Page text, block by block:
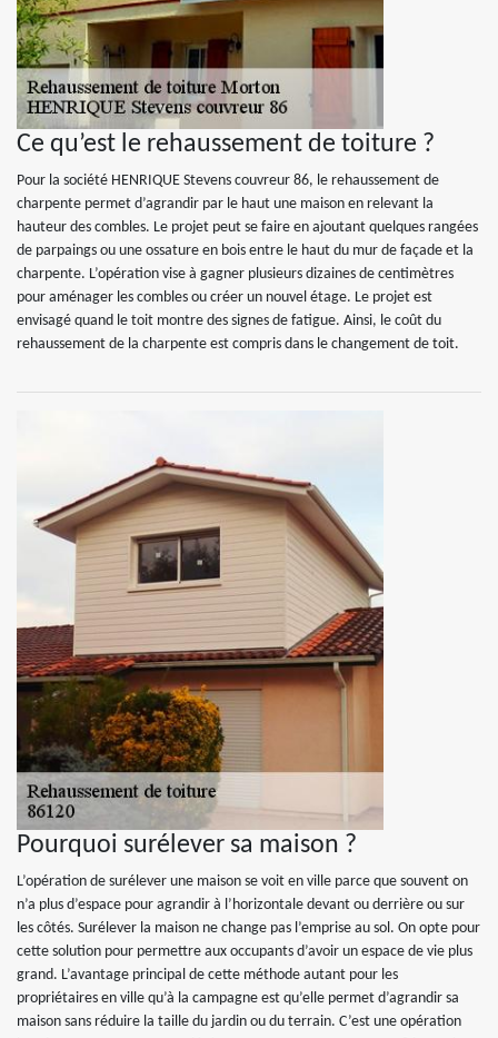
Ce qu’est le rehaussement de toiture ?
Pour la société HENRIQUE Stevens couvreur 86, le rehaussement de
charpente permet d’agrandir par le haut une maison en relevant la
hauteur des combles. Le projet peut se faire en ajoutant quelques rangées
de parpaings ou une ossature en bois entre le haut du mur de façade et la
charpente. L’opération vise à gagner plusieurs dizaines de centimètres
pour aménager les combles ou créer un nouvel étage. Le projet est
envisagé quand le toit montre des signes de fatigue. Ainsi, le coût du
rehaussement de la charpente est compris dans le changement de toit.
Pourquoi surélever sa maison ?
L’opération de surélever une maison se voit en ville parce que souvent on
n’a plus d’espace pour agrandir à l’horizontale devant ou derrière ou sur
les côtés. Surélever la maison ne change pas l’emprise au sol. On opte pour
cette solution pour permettre aux occupants d’avoir un espace de vie plus
grand. L’avantage principal de cette méthode autant pour les
propriétaires en ville qu’à la campagne est qu’elle permet d’agrandir sa
maison sans réduire la taille du jardin ou du terrain. C’est une opération